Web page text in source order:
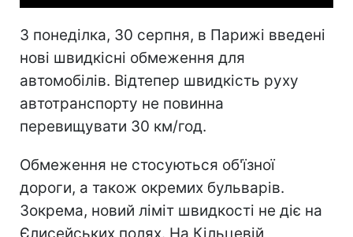
З понеділка, 30 серпня, в Парижі введені
нові швидкісні обмеження для
автомобілів. Відтепер швидкість руху
автотранспорту не повинна
перевищувати 30 км/год.
Обмеження не стосуються об'їзної
дороги, а також окремих бульварів.
Зокрема, новий ліміт швидкості не діє на
Єлисейських полях. На Кільцевій